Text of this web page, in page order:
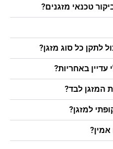
טכנאי מזגנים?
לתקן כל סוג מזגן?
באחריות?
המזגן לבד?
למזגן?
אמין?